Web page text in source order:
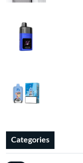
Categories